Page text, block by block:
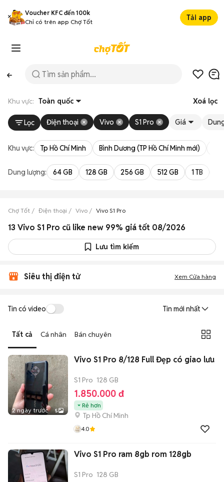
Voucher KFC đến 100k
Chỉ có trên app Chợ Tốt
Tải app
Khu vực: Toàn quốc Xoá lọc
Lọc Điện thoại Vivo S1 Pro Giá
Khu vực: Tp Hồ Chí Minh Bình Dương (TP Hồ Chí Minh mới)
Dung lượng: 64 GB 128 GB 256 GB 512 GB 1 TB
Chợ Tốt Điện thoại Vivo Vivo S1 Pro
13 Vivo S1 Pro cũ like new 99% giá tốt 08/2026
Lưu tìm kiếm
Siêu thị điện tử Xem Cửa hàng
Tin có video Tin mới nhất
Tất cả Cá nhân Bán chuyên
2 ngày trước 5
Vivo S1 Pro 8/128 Full Đẹp có giao lưu
S1 Pro 128 GB
1.850.000 đ
Rẻ hơn
Tp Hồ Chí Minh
4.0
Vivo S1 Pro ram 8gb rom 128gb
S1 Pro 128 GB